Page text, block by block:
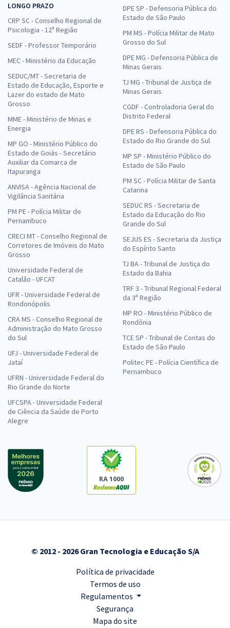
LONGO PRAZO
CRP SC - Conselho Regional de
Psicologia - 12ª Região
SEDF - Professor Temporário
MEC - Ministério da Educação
SEDUC/MT - Secretaria de
Estado de Educação, Esporte e
Lazer do estado de Mato
Grosso
MME - Ministério de Minas e
Energia
MP GO - Ministério Público do
Estado de Goiás - Secretário
Auxiliar da Comarca de
Itapuranga
ANVISA - Agência Nacional de
Vigilância Sanitária
PM PE - Polícia Militar de
Pernambuco
CRECI MT - Conselho Regional de
Corretores de Imóveis do Mato
Grosso
Universidade Federal de
Catalão - UFCAT
UFR - Universidade Federal de
Rondonópolis
CRA MS - Conselho Regional de
Administração do Mato Grosso
do Sul
UFJ - Universidade Federal de
Jataí
UFRN - Universidade Federal do
Rio Grande do Norte
UFCSPA - Universidade Federal
de Ciência da Saúde de Porto
Alegre
DPE SP - Defensoria Pública do
Estado de São Paulo
PM MS - Polícia Militar de Mato
Grosso do Sul
DPE MG - Defensoria Pública de
Minas Gerais
TJ MG - Tribunal de Justiça de
Minas Gerais
CGDF - Controladoria Geral do
Distrito Federal
DPE RS - Defensoria Pública do
Estado do Rio Grande do Sul
MP SP - Ministério Público do
Estado de São Paulo
PM SC - Polícia Militar de Santa
Catarina
SEDUC RS - Secretaria de
Estado da Educação do Rio
Grande do Sul
SEJUS ES - Secretaria da Justiça
do Espírito Santo
TJ BA - Tribunal de Justiça do
Estado da Bahia
TRF 3 - Tribunal Regional Federal
da 3ª Região
MP RO - Ministério Público de
Rondônia
TCE SP - Tribunal de Contas do
Estado de São Paulo
Politec PE - Polícia Científica de
Pernambuco
RA 1000
© 2012 - 2026 Gran Tecnologia e Educação S/A
Política de privacidade
Termos de uso
Regulamentos
Segurança
Mapa do site